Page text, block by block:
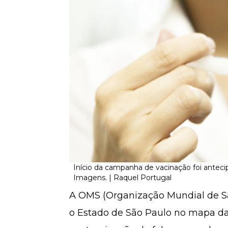
Início da campanha de vacinação foi
Imagens. | Raquel Portugal
A OMS (Organização Mundial de
o Estado de São Paulo no mapa